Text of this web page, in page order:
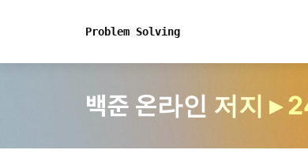
Problem Solving
백준 온라인 저지 ▸